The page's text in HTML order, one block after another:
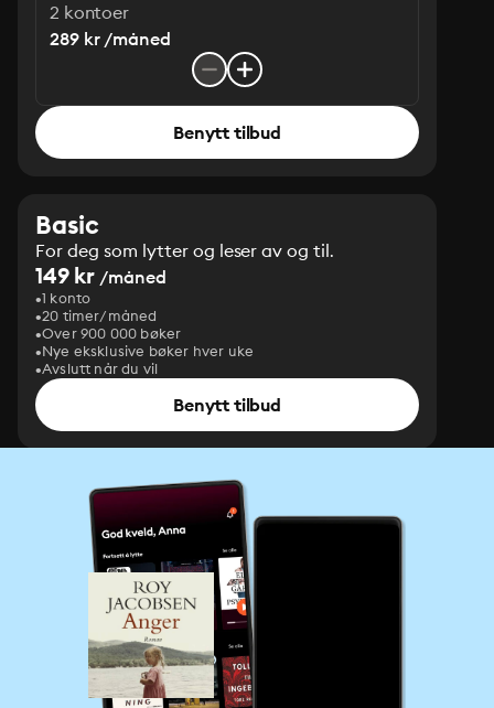
2 kontoer
289 kr /måned
Benytt tilbud
Basic
For deg som lytter og leser av og til.
149 kr /måned
1 konto
20 timer/måned
Over 900 000 bøker
Nye eksklusive bøker hver uke
Avslutt når du vil
Benytt tilbud